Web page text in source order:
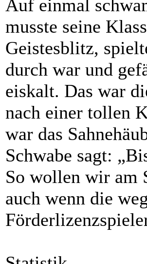
Auf einmal
musste seine
Geistesblitz,
durch war und
eiskalt. Das war
nach einer tollen
war das
Schwabe sagt:
So wollen wir am
auch wenn die